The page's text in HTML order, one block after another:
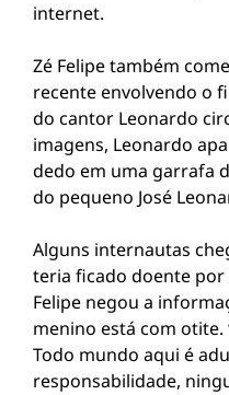
internet.
Zé Felipe também
recente envolvendo o
do cantor Leonardo
imagens, Leonardo
dedo em uma garrafa
do pequeno José
Alguns internautas
teria ficado doente por
Felipe negou a
menino está com otite.
Todo mundo aqui é
responsabilidade,